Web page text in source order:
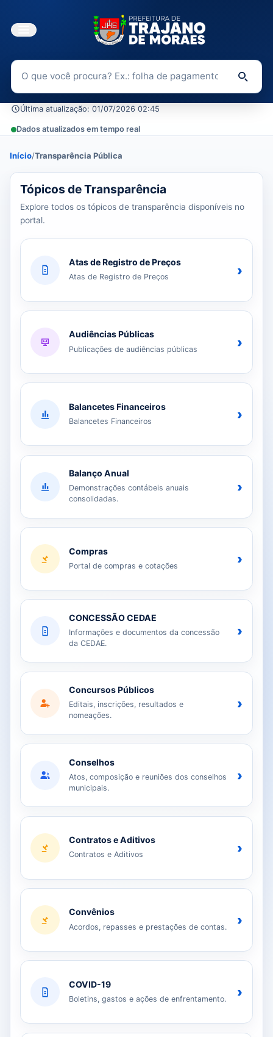
Buscar no Portal da Transparência
Última atualização: 01/07/2026 02:45
Dados atualizados em tempo real
Início/Transparência Pública
39 tópicos carregados do banco de dados.
Tópicos de Transparência
Explore todos os tópicos de transparência disponíveis no
portal.
Atas de Registro de Preços
Atas de Registro de Preços ›
Audiências Públicas
Publicações de audiências públicas ›
Balancetes Financeiros
Balancetes Financeiros ›
Balanço Anual
Demonstrações contábeis anuais
consolidadas.
›
Compras
Portal de compras e cotações ›
CONCESSÃO CEDAE
Informações e documentos da concessão
da CEDAE.
›
Concursos Públicos
Editais, inscrições, resultados e
nomeações.
›
Conselhos
Atos, composição e reuniões dos conselhos
municipais.
›
Contratos e Aditivos
Contratos e Aditivos ›
Convênios
Acordos, repasses e prestações de contas. ›
COVID-19
Boletins, gastos e ações de enfrentamento. ›